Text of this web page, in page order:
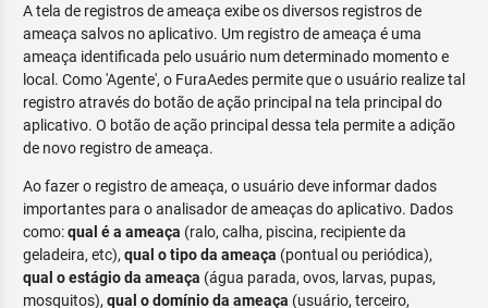
A tela de registros de ameaça exibe os diversos registros de
ameaça salvos no aplicativo. Um registro de ameaça é uma
ameaça identificada pelo usuário num determinado momento e
local. Como 'Agente', o FuraAedes permite que o usuário realize tal
registro através do botão de ação principal na tela principal do
aplicativo. O botão de ação principal dessa tela permite a adição
de novo registro de ameaça.
Ao fazer o registro de ameaça, o usuário deve informar dados
importantes para o analisador de ameaças do aplicativo. Dados
como:qual é a ameaça (ralo, calha, piscina, recipiente da
geladeira, etc), qual o tipo da ameaça (pontual ou periódica),
qual o estágio da ameaça (água parada, ovos, larvas, pupas,
mosquitos), qual o domínio da ameaça (usuário, terceiro,